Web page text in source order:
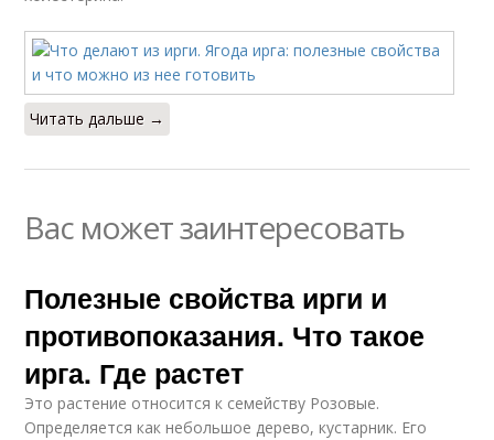
Читать дальше →
Вас может заинтересовать
Полезные свойства ирги и
противопоказания. Что такое
ирга. Где растет
Это растение относится к семейству Розовые.
Определяется как небольшое дерево, кустарник. Его